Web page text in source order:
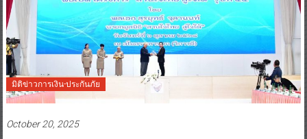
มิติข่าวการเงิน-ประกันภัย
October 20, 2025